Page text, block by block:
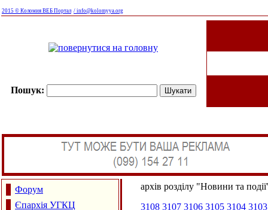
2015 © Коломия ВЕБ Портал / info@kolomyya.org
Пошук:
Форум
Єпархія УГКЦ
архів розділу "Новини та
3108 3107 3106 3105 3104 3103